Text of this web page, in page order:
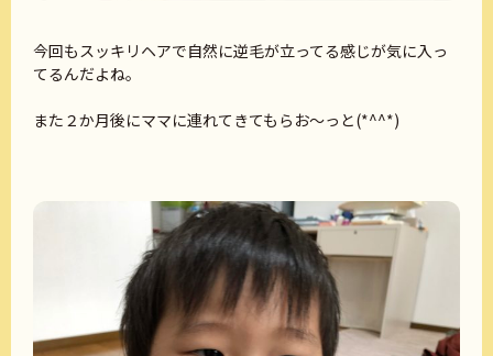
今回もスッキリヘアで自然に逆毛が立ってる感じが気に入っ
てるんだよね。
また２か月後にママに連れてきてもらお～っと(*^^*)